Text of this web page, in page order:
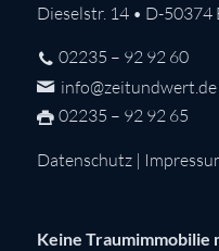
Dieselstr. 14 • D-
02235 – 92 92 60
info@zeitundwert.de
02235 – 92 92 65
Datenschutz|
Keine Traumimmobilie